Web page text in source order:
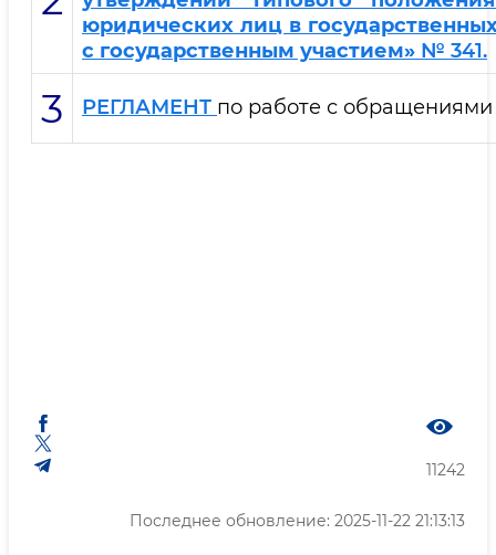
юридических лиц в
с государственным участием» № 341.
3 РЕГЛАМЕНТ по работе с
11242
Последнее обновление: 2025-11-22 21:13:13